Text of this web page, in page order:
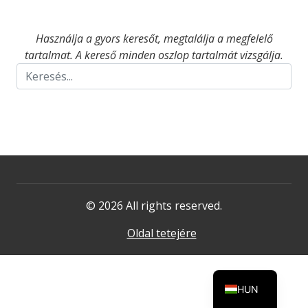
Használja a gyors keresőt, megtalálja a megfelelő
tartalmat. A kereső minden oszlop tartalmát vizsgálja.
© 2026 All rights reserved.
Oldal tetejére
HUN